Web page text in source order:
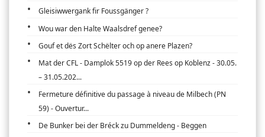
Gleisiwwergank fir Foussgänger ?
Wou war den Halte Waalsdref genee?
Gouf et dës Zort Schëlter och op anere Plazen?
Mat der CFL - Damplok 5519 op der Rees op Koblenz - 30.05.
– 31.05.202...
Fermeture définitive du passage à niveau de Milbech (PN
59) - Ouvertur...
De Bunker bei der Bréck zu Dummeldeng - Beggen